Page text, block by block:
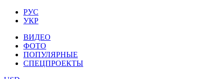
РУС
УКР
ВИДЕО
ФОТО
ПОПУЛЯРНЫЕ
СПЕЦПРОЕКТЫ